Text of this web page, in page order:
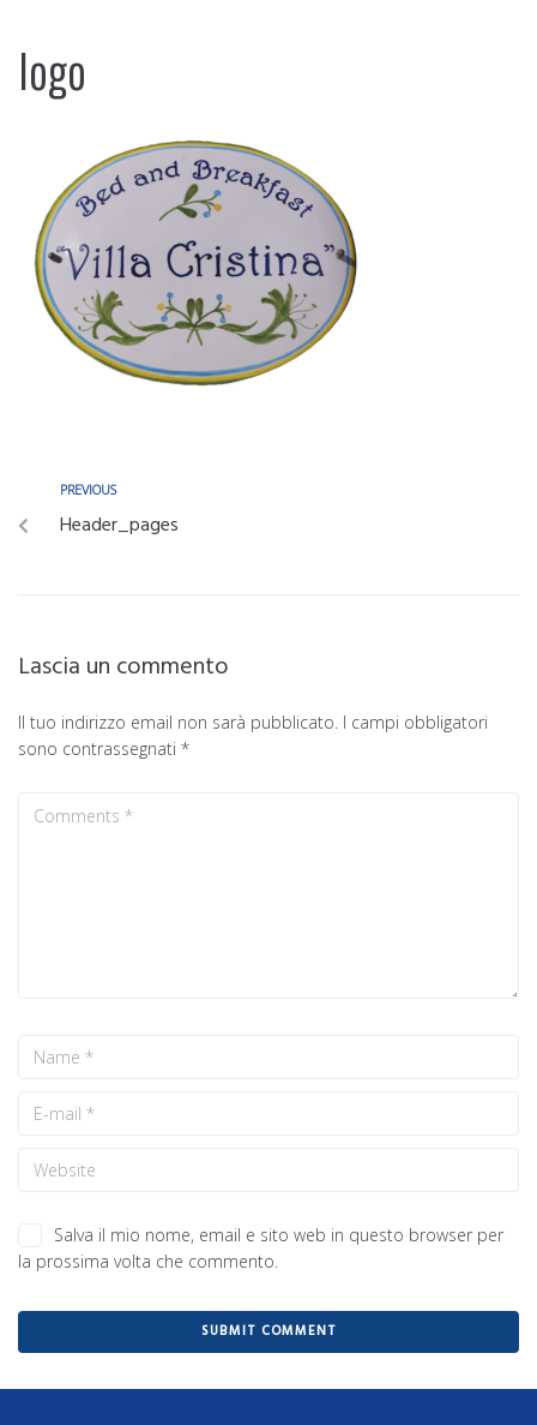
logo
PREVIOUS
Header_pages
Lascia un commento
Il tuo indirizzo email non sarà pubblicato. I campi obbligatori
sono contrassegnati *
Salva il mio nome, email e sito web in questo browser per
la prossima volta che commento.